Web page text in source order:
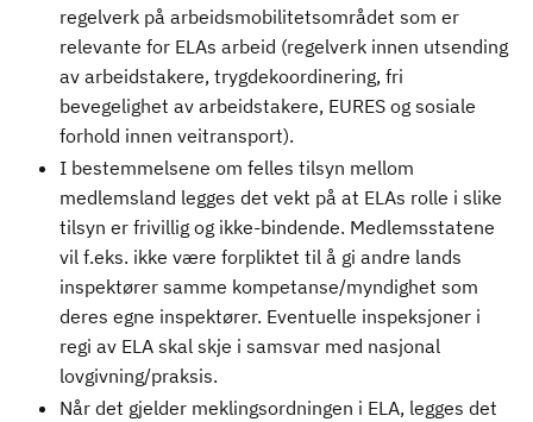
regelverk på arbeidsmobilitetsområdet som er
relevante for ELAs arbeid (regelverk innen utsending
av arbeidstakere, trygdekoordinering, fri
bevegelighet av arbeidstakere, EURES og sosiale
forhold innen veitransport).
I bestemmelsene om felles tilsyn mellom
medlemsland legges det vekt på at ELAs rolle i slike
tilsyn er frivillig og ikke-bindende. Medlemsstatene
vil f.eks. ikke være forpliktet til å gi andre lands
inspektører samme kompetanse/myndighet som
deres egne inspektører. Eventuelle inspeksjoner i
regi av ELA skal skje i samsvar med nasjonal
lovgivning/praksis.
Når det gjelder meklingsordningen i ELA, legges det